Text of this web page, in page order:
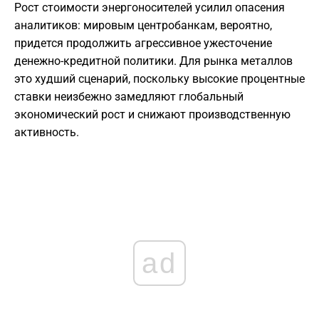
Рост стоимости энергоносителей усилил опасения
аналитиков: мировым центробанкам, вероятно,
придется продолжить агрессивное ужесточение
денежно-кредитной политики. Для рынка металлов
это худший сценарий, поскольку высокие процентные
ставки неизбежно замедляют глобальный
экономический рост и снижают производственную
активность.
ad